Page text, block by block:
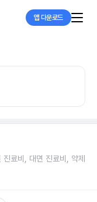
앱 다운로드
진료비, 대면 진료비, 약제